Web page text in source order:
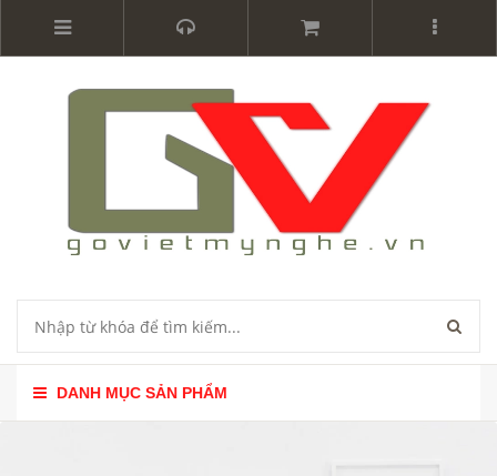
DANH MỤC SẢN PHẨM